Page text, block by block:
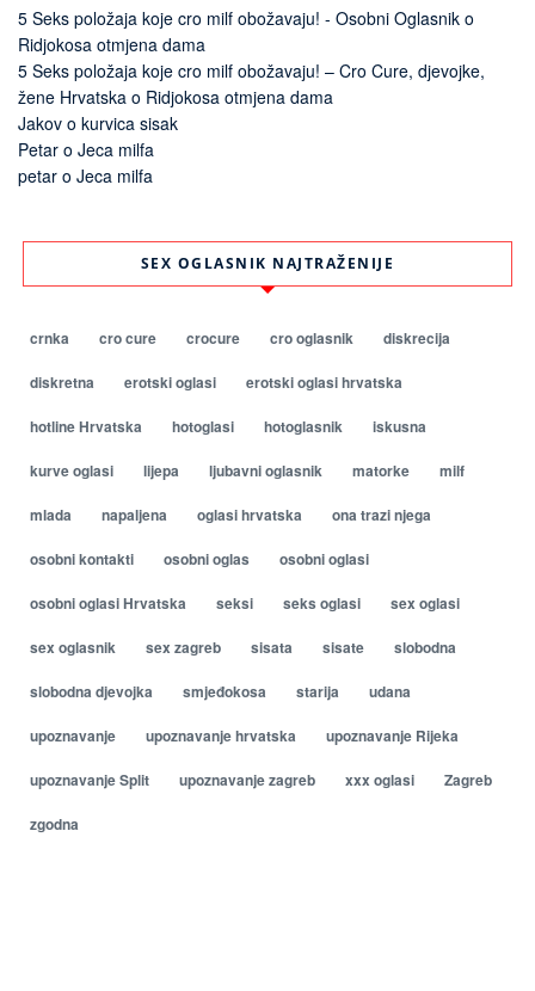
5 Seks položaja koje cro milf obožavaju! - Osobni Oglasnik o
Ridjokosa otmjena dama
5 Seks položaja koje cro milf obožavaju! – Cro Cure, djevojke,
žene Hrvatska o Ridjokosa otmjena dama
Jakov o kurvica sisak
Petar o Jeca milfa
petar o Jeca milfa
SEX OGLASNIK NAJTRAŽENIJE
crnka cro cure crocure cro oglasnik diskrecija
diskretna erotski oglasi erotski oglasi hrvatska
hotline Hrvatska hotoglasi hotoglasnik iskusna
kurve oglasi lijepa ljubavni oglasnik matorke milf
mlada napaljena oglasi hrvatska ona trazi njega
osobni kontakti osobni oglas osobni oglasi
osobni oglasi Hrvatska seksi seks oglasi sex oglasi
sex oglasnik sex zagreb sisata sisate slobodna
slobodna djevojka smjeđokosa starija udana
upoznavanje upoznavanje hrvatska upoznavanje Rijeka
upoznavanje Split upoznavanje zagreb xxx oglasi Zagreb
zgodna